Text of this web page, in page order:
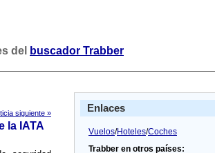
del buscador Trabber
siguiente »
la IATA
Enlaces
Vuelos/Hoteles/Coches
Trabber en otros países: